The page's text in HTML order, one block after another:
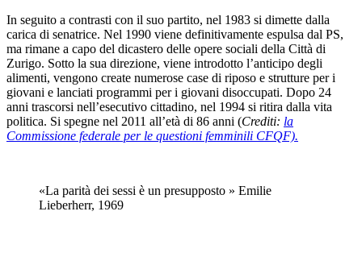
In seguito a contrasti con il suo partito, nel 1983 si dimette dalla
carica di senatrice. Nel 1990 viene definitivamente espulsa dal PS,
ma rimane a capo del dicastero delle opere sociali della Città di
Zurigo. Sotto la sua direzione, viene introdotto l’anticipo degli
alimenti, vengono create numerose case di riposo e strutture per i
giovani e lanciati programmi per i giovani disoccupati. Dopo 24
anni trascorsi nell’esecutivo cittadino, nel 1994 si ritira dalla vita
politica. Si spegne nel 2011 all’età di 86 anni (Crediti: la
Commissione federale per le questioni femminili CFQF).
«La parità dei sessi è un presupposto » Emilie
Lieberherr, 1969